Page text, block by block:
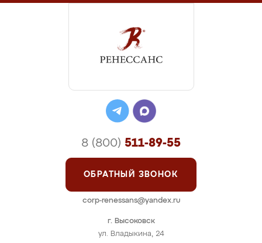
г. Высоковск
ул. Владыкина, 24
8 (800) 511-89-55
ОБРАТНЫЙ ЗВОНОК
corp-renessans@yandex.ru